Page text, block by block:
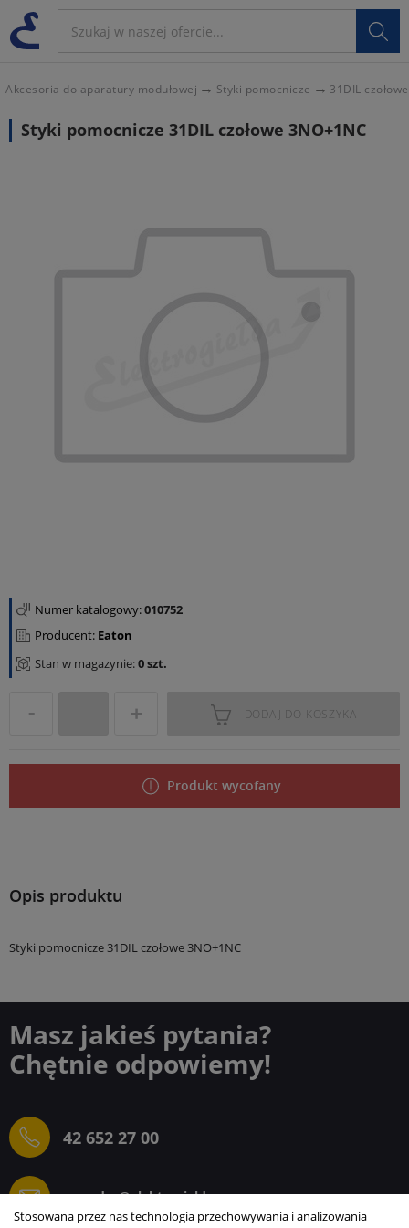

Akcesoria do aparatury modułowej Styki pomocnicze 31DIL
Styki pomocnicze 31DIL czołowe 3NO+1NC
Numer katalogowy:010752
Producent: Eaton
Stan w magazynie:0 szt.
DODAJ DO KOSZYKA
Produkt wycofany
Opis produktu
Styki pomocnicze 31DIL czołowe 3NO+1NC
Masz jakieś pytania?
Chętnie odpowiemy!
42 652 27 00
sprzedaz@elektrogielda.com
Stosowana przez nas technologia przechowywania i analizowania